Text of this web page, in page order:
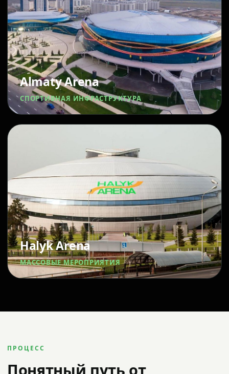
Almaty Arena
СПОРТИВНАЯ ИНФРАСТРУКТУРА
Halyk Arena
МАССОВЫЕ МЕРОПРИЯТИЯ
ПРОЦЕСС
Понятный путь от